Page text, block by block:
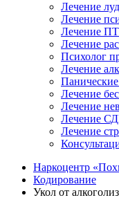
Лечение
Лечение
Лечение
Лечение
Психолог
Лечение
Лечение
Лечение
Лечение
Лечение
Наркоцентр
Кодирование
Укол от